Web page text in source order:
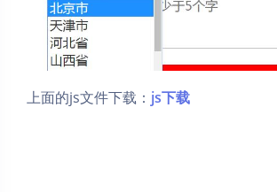
上面的js文件下载： js下载